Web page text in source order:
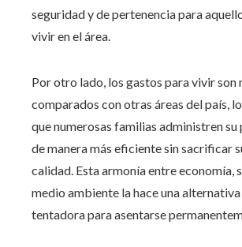
seguridad y de pertenencia para
vivir en el área.
Por otro lado, los gastos para vivir son
comparados con otras áreas del país,
que numerosas familias administren su
de manera más eficiente sin sacrificar
calidad. Esta armonía entre economía,
medio ambiente la hace una alternativa
tentadora para asentarse